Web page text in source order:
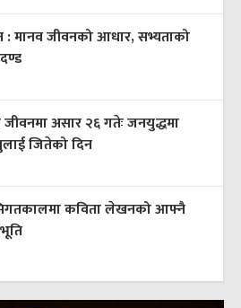
: मानव जीवनको आधार, सभ्यताको
जीवनमा असार २६ गतेः जनयुद्धमा
जितेको दिन
कविता लेखनको आफ्नै